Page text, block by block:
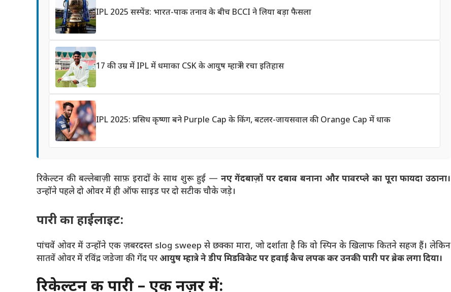
IPL 2025 सस्पेंड: भारत-पाक तनाव के बीच BCCI ने लिया बड़ा फैसला
17 की उम्र में IPL में धमाका CSK के आयुष म्हात्रे ने रचा इतिहास
IPL 2025: प्रसिध कृष्णा बने Purple Cap के किंग, बटलर-जायसवाल की Orange Cap में धाक
रिकेल्टन की बल्लेबाज़ी साफ़ इरादों के साथ शुरू हुई — नए गेंदबाज़ों पर दबाव बनाना और पावरप्ले का पूरा फायदा उठाना।
उन्होंने पहले दो ओवर में ही ऑफ साइड पर दो सटीक चौके जड़े।
पारी का हाईलाइट:
पांचवें ओवर में उन्होंने एक ज़बरदस्त slog sweep से छक्का मारा, जो दर्शाता है कि वो स्पिन के खिलाफ कितने सहज हैं। लेकिन
सातवें ओवर में रविंद्र जडेजा की गेंद परआयुष म्हात्रे ने डीप मिडविकेट पर हवाई कैच लपक कर उनकी पारी पर ब्रेक लगा दिया।
रिकेल्टन की पारी – एक नज़र में: